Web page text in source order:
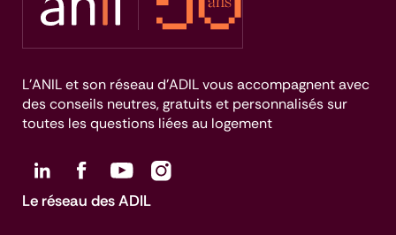
L’ANIL et son réseau d’ADIL vous accompagnent avec
des conseils neutres, gratuits et personnalisés sur
toutes les questions liées au logement
Le réseau des ADIL